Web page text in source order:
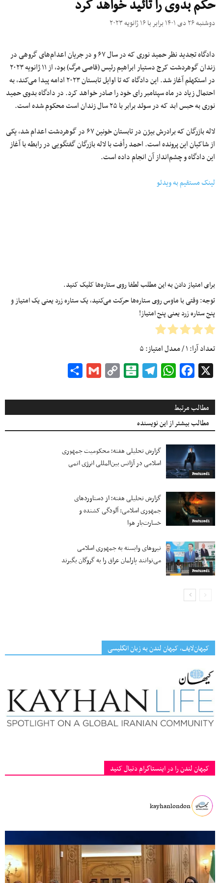
حکم بدوی را تائید خواهد کرد
دوشنبه ۲۶ دی ۱۴۰۱ برابر با ۱۶ ژانویه ۲۰۲۳
دادگاه تجدید نظر حمید نوری که در سال ۶۷ و در جریان اعدام‌های گروهی در
زندان گوهردشت کرج دستیار ابراهیم رئیس (قاصی مرگ) بود، از ۱۱ ژانویه ۲۰۲۳
در استکهلم آغاز شد. این دادگاه که تا اوایل تابستان ۲۰۲۳ ادامه پیدا می‌کند، به
احتمال زیاد در ماه سپتامبر رای خود را صادر خواهد کرد. در دادگاه بدوی حمید
نوری به حبس ابد که در سوئد برابر با ۲۵ سال زندان است محکوم شده است.
لاله بازرگان که برادرش بیژن در تابستان خونین ۶۷ در گوهردشت اعدام شد، یکی
از شاکیان این پرونده است. احمد رأفت با لاله بازرگان گفتگویی در رابطه با آغاز
این دادگاه و چشم‌انداز آن انجام داده است.
لینک مستقیم به ویدئو
برای امتیاز دادن به این مطلب لطفا روی ستاره‌ها کلیک کنید.
توجه: وقتی با ماوس روی ستاره‌ها حرکت می‌کنید، یک ستاره زرد یعنی یک امتیاز و
پنج ستاره زرد یعنی پنج امتیاز!
تعداد آرا:۱/ معدل امتیاز:۵
Facebook
WhatsApp
Telegram
Balatarin
Copy
Gmail
مطالب مرتبط
مطالب بیشتر از این نویسنده
Featured1
گزارش تحلیلی هفته؛ محکومیت جمهوری
اسلامی در آژانس بین‌المللی انرژی اتمی
Featured1
گزارش تحلیلی هفته؛ از دستاوردهای
جمهوری اسلامی: آلودگی کشنده و
خسارت‌بار هوا
Featured1
نیروهای وابسته به جمهوری اسلامی
می‌توانند پارلمان عراق را به گروگان بگیرند
کیهان‌لایف، کیهان لندن به زبان انگلیسی
کیهان لندن را در اینستاگرام دنبال کنید
kayhanlondon